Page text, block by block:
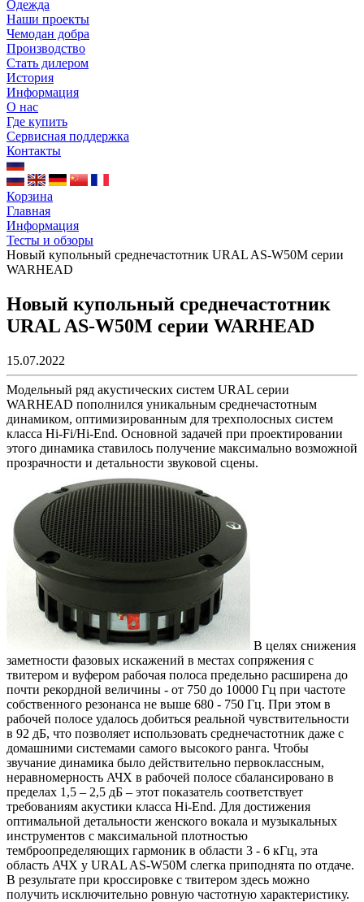
Одежда
Наши проекты
Чемодан добра
Производство
Стать дилером
История
Информация
О нас
Где купить
Сервисная поддержка
Контакты
Корзина
Главная
Информация
Тесты и обзоры
Новый купольный среднечастотник URAL AS-W50M серии
WARHEAD
Новый купольный среднечастотник
URAL AS-W50M серии WARHEAD
15.07.2022
Модельный ряд акустических систем URAL серии
WARHEAD пополнился уникальным среднечастотным
динамиком, оптимизированным для трехполосных систем
класса Hi-Fi/Hi-End. Основной задачей при проектировании
этого динамика ставилось получение максимально возможной
прозрачности и детальности звуковой сцены.
В целях снижения
заметности фазовых искажений в местах сопряжения с
твитером и вуфером рабочая полоса предельно расширена до
почти рекордной величины - от 750 до 10000 Гц при частоте
собственного резонанса не выше 680 - 750 Гц. При этом в
рабочей полосе удалось добиться реальной чувствительности
в 92 дБ, что позволяет использовать среднечастотник даже с
домашними системами самого высокого ранга. Чтобы
звучание динамика было действительно первоклассным,
неравномерность АЧХ в рабочей полосе сбалансировано в
пределах 1,5 – 2,5 дБ – этот показатель соответствует
требованиям акустики класса Hi-End. Для достижения
оптимальной детальности женского вокала и музыкальных
инструментов с максимальной плотностью
темброопределяющих гармоник в области 3 - 6 кГц, эта
область АЧХ у URAL AS-W50M слегка приподнята по отдаче.
В результате при кроссировке с твитером здесь можно
получить исключительно ровную частотную характеристику.